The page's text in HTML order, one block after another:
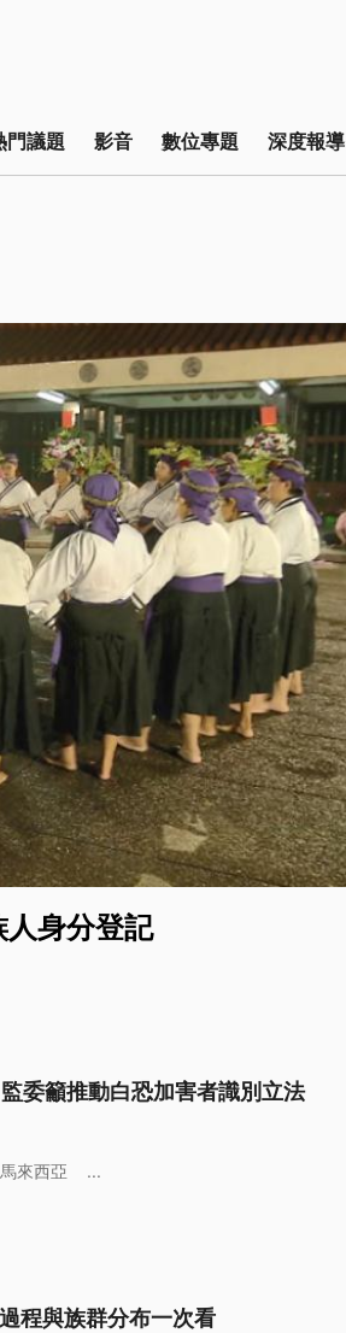
門議題 影音 數位專題 深度報導
身分登記
委籲推動白恐加害者識別立法
馬來西亞 ...
程與族群分布一次看